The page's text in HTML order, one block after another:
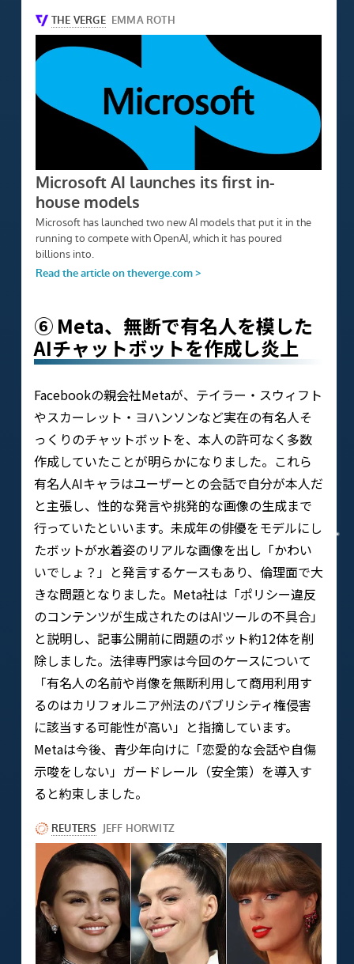
⑥ Meta、無断で有名人を模した
AIチャットボットを作成し炎上
Facebookの親会社Metaが、テイラー・スウィフト
やスカーレット・ヨハンソンなど実在の有名人そ
っくりのチャットボットを、本人の許可なく多数
作成していたことが明らかになりました。これら
有名人AIキャラはユーザーとの会話で自分が本人だ
と主張し、性的な発言や挑発的な画像の生成まで
行っていたといいます。未成年の俳優をモデルにし
たボットが水着姿のリアルな画像を出し「かわい
いでしょ？」と発言するケースもあり、倫理面で大
きな問題となりました。Meta社は「ポリシー違反
のコンテンツが生成されたのはAIツールの不具合」
と説明し、記事公開前に問題のボット約12体を削
除しました。法律専門家は今回のケースについて
「有名人の名前や肖像を無断利用して商用利用す
るのはカリフォルニア州法のパブリシティ権侵害
に該当する可能性が高い」と指摘しています。
Metaは今後、青少年向けに「恋愛的な会話や自傷
示唆をしない」ガードレール（安全策）を導入す
ると約束しました。